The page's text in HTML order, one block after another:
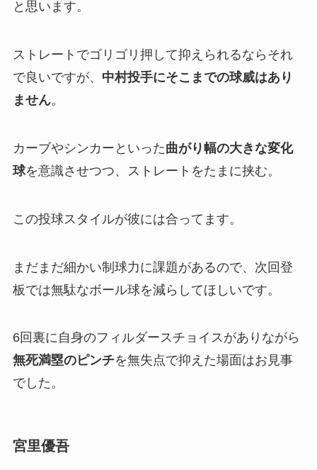
と思います。
ストレートでゴリゴリ押して抑えられるならそれ
で良いですが、 中村投手にそこまでの球威はあり
ません。
カーブやシンカーといった曲がり幅の大きな変化
球を意識させつつ、ストレートをたまに挟む。
この投球スタイルが彼には合ってます。
まだまだ細かい制球力に課題があるので、次回登
板では無駄なボール球を減らしてほしいです。
6回裏に自身のフィルダースチョイスがありながら
無死満塁のピンチを無失点で抑えた場面はお見事
でした。
宮里優吾